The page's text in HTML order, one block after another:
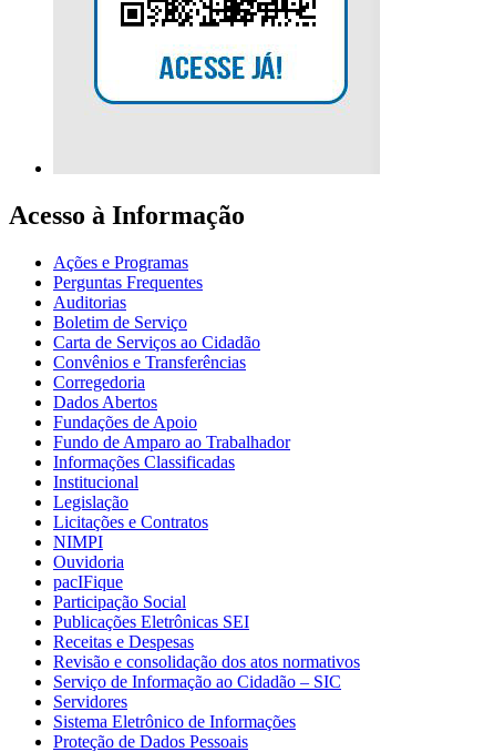
Acesso à Informação
Ações e Programas
Perguntas Frequentes
Auditorias
Boletim de Serviço
Carta de Serviços ao Cidadão
Convênios e Transferências
Corregedoria
Dados Abertos
Fundações de Apoio
Fundo de Amparo ao Trabalhador
Informações Classificadas
Institucional
Legislação
Licitações e Contratos
NIMPI
Ouvidoria
pacIFique
Participação Social
Publicações Eletrônicas SEI
Receitas e Despesas
Revisão e consolidação dos atos normativos
Serviço de Informação ao Cidadão – SIC
Servidores
Sistema Eletrônico de Informações
Proteção de Dados Pessoais